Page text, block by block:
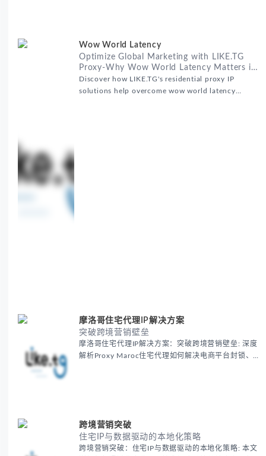
Wow World Latency
Optimize Global Marketing with LIKE.TG
Proxy-Why Wow World Latency Matters in
Global Marketing
Discover how LIKE.TG's residential proxy IP
solutions help overcome wow world latency
摩洛哥住宅代理IP解决方案
突破跨境营销壁垒
摩洛哥住宅代理IP解决方案：突破跨境营销壁垒: 深度
解析Proxy Maroc住宅代理如何解决电商平台封锁、社
跨境营销突破
住宅IP与数据驱动的本地化策略
跨境营销突破：住宅IP与数据驱动的本地化策略: 本文